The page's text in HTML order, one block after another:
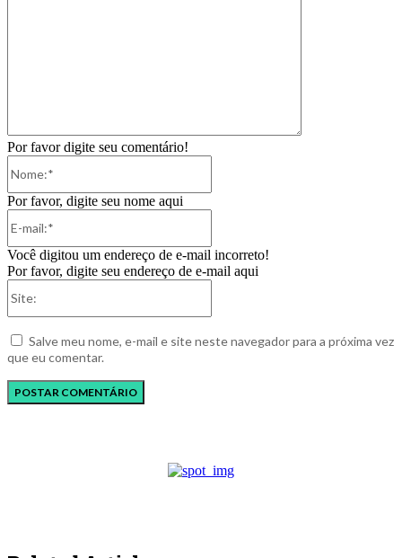
Por favor digite seu comentário!
Por favor, digite seu nome aqui
Você digitou um endereço de e-mail incorreto!
Por favor, digite seu endereço de e-mail aqui
Salve meu nome, e-mail e site neste navegador para a próxima vez
que eu comentar.